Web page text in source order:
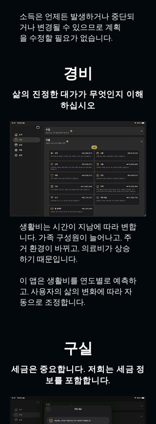
소득은 언제든 발생하거나 중단되
거나 변경될 수 있으므로 계획
을 수정할 필요가 없습니다.
경비
삶의 진정한 대가가 무엇인지 이해
하십시오
생활비는 시간이 지남에 따라 변합
니다. 가족 구성원이 늘어나고, 주
거 환경이 바뀌고, 의료비가 상승
하기 때문입니다.
이 앱은 생활비를 연도별로 예측하
고, 사용자의 삶의 변화에 따라 자
동으로 조정합니다.
구실
세금은 중요합니다. 저희는 세금 정
보를 포함합니다.